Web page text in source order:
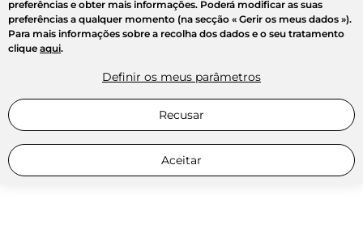
preferências e obter mais informações. Poderá modificar as suas
preferências a qualquer momento (na secção « Gerir os meus dados »).
Para mais informações sobre a recolha dos dados e o seu tratamento
clique aqui.
Definir os meus parâmetros
Recusar
Aceitar